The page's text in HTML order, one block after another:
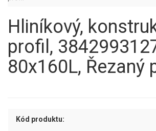
Hliníkový,
profil,
80x160L, Řezaný
Kód produktu: